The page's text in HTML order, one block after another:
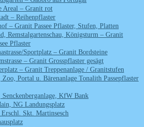
Areal – Granit rot
– Reihenpflaster
– Granit Passee Pflaster, Stufen, Platten
Remstalgartenschau, Königsturm – Granit
Pflaster
Sportplatz – Granit Bordsteine
– Granit Grosspflaster gesägt
– Granit Treppenanlage / Granitstufen
Portal u. Bärenanlage Tonalith Passepflaster
KfW Bank
NG Landungsplatz
Erschl. Skt. Martinsesch